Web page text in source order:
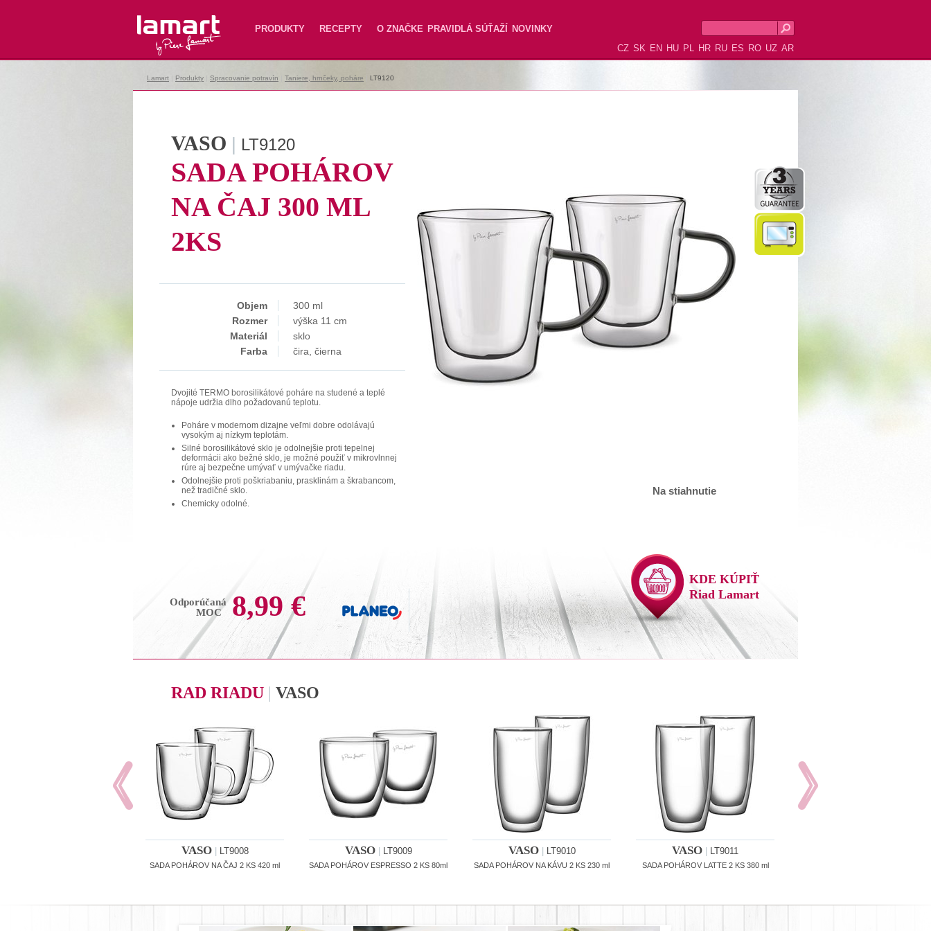
Lamart PRODUKTY RECEPTY O ZNAČKE PRAVIDLÁ SÚŤAŽÍ
NOVINKY
CZ SK EN HU PL HR RU ES RO UZ AR
Lamart Produkty Spracovanie potravín Taniere, hrnčeky, poháre LT9120
Na stiahnutie
VASO | LT9120
SADA POHÁROV
NA ČAJ 300 ML
2KS
Objem
300 ml
Rozmer
výška 11 cm
Materiál
sklo
Farba
čira, čierna
Dvojité TERMO borosilikátové poháre na studené a teplé
nápoje udržia dlho požadovanú teplotu.
Poháre v modernom dizajne veľmi dobre odolávajú
vysokým aj nízkym teplotám.
Silné borosilikátové sklo je odolnejšie proti tepelnej
deformácii ako bežné sklo, je možné použiť v mikrovlnnej
rúre aj bezpečne umývať v umývačke riadu.
Odolnejšie proti poškriabaniu, prasklinám a škrabancom,
než tradičné sklo.
Chemicky odolné.
Odporúčaná
MOC
8,99 €
KDE KÚPIŤ
Riad Lamart
RAD RIADU | VASO
VASO| LT9008
SADA POHÁROV NA ČAJ 2 KS 420 ml
VASO| LT9009
SADA POHÁROV ESPRESSO 2 KS 80ml
VASO| LT9010
SADA POHÁROV NA KÁVU 2 KS 230 ml
VASO LT9011
SADA POHÁROV LATTE 2 KS 380 ml